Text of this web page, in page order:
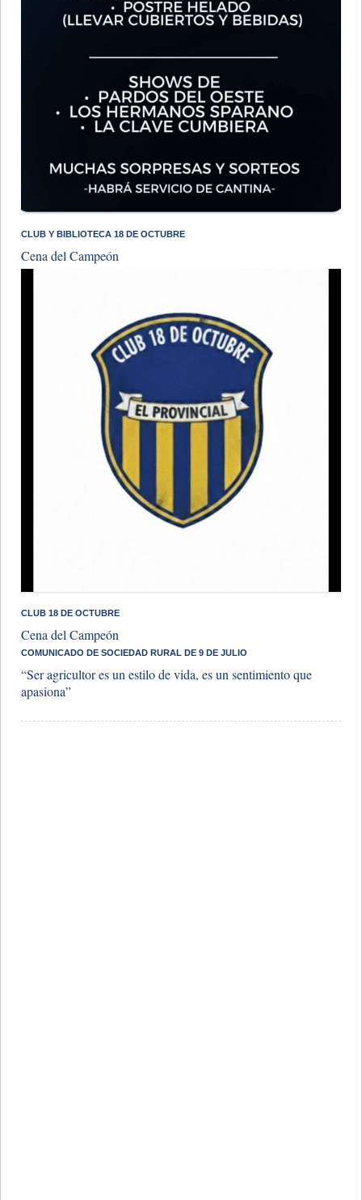
CLUB Y BIBLIOTECA 18 DE OCTUBRE
Cena del Campeón
CLUB 18 DE OCTUBRE
Cena del Campeón
COMUNICADO DE SOCIEDAD RURAL DE 9 DE JULIO
“Ser agricultor es un estilo de vida, es un sentimiento que
apasiona”